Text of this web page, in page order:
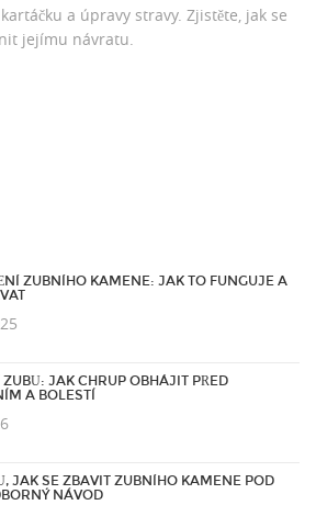
a úpravy stravy. Zjistěte, jak se
jejímu návratu.
ZUBNÍHO KAMENE: JAK TO FUNGUJE A
ZUBŮ: JAK CHRUP OBHÁJIT PŘED
A BOLESTÍ
JAK SE ZBAVIT ZUBNÍHO KAMENE POD
NÁVOD